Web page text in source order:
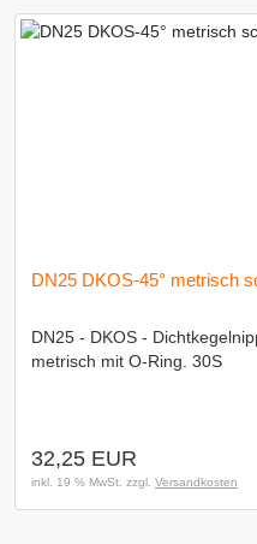
DN25 DKOS-45° metrisch
DN25 - DKOS -
metrisch mit O-Ring. 30S
32,25 EUR
inkl. 19 % MwSt. zzgl. Versandkosten